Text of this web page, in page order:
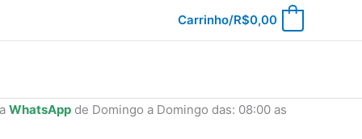
Carrinho/R$0,00
WhatsAppde Domingo a Domingo das: 08:00 as